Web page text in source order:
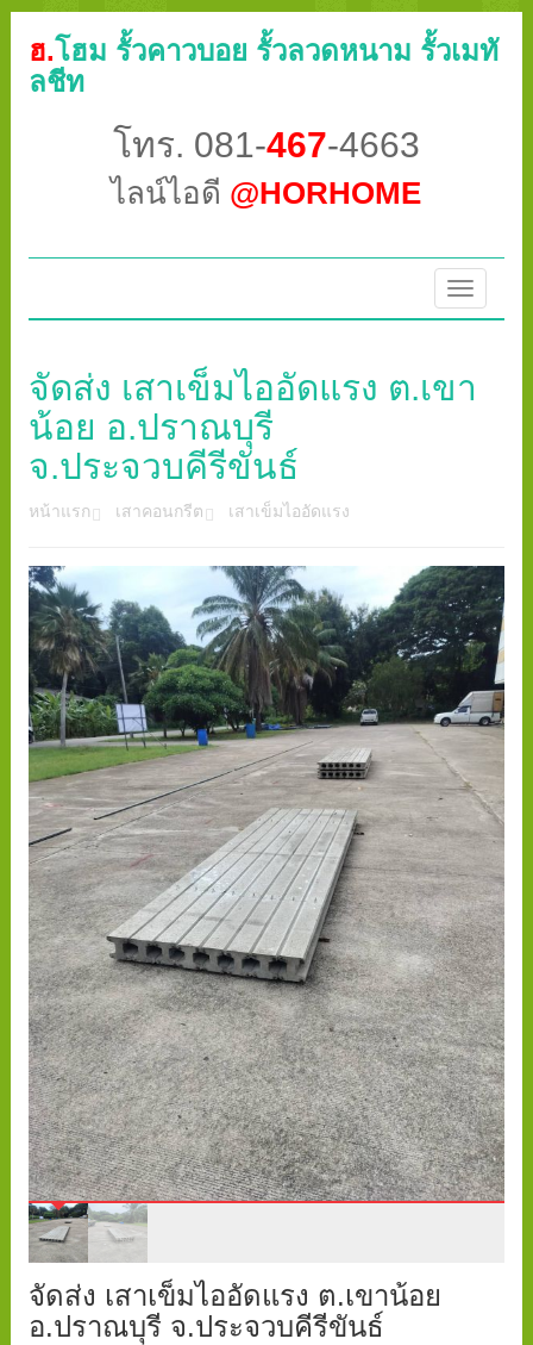
ฮ.โฮม รั้วคาวบอย รั้วลวดหนาม รั้วเมทั
ลชีท
โทร. 081-467-4663
ไลน์ไอดี @HORHOME
Toggle
จัดส่ง เสาเข็มไออัดแรง ต.เขา
น้อย อ.ปราณบุรี
จ.ประจวบคีรีขันธ์
หน้าแรก เสาคอนกรีต เสาเข็มไออัดแรง
จัดส่ง เสาเข็มไออัดแรง ต.เขาน้อย
อ.ปราณบุรี จ.ประจวบคีรีขันธ์